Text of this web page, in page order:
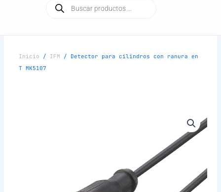
productos
Inicio / IFM / Detector para cilindros con ranura en
T MK5107